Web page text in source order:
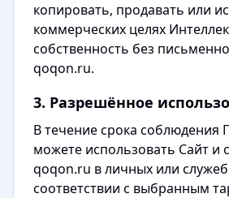
копировать, продавать или
коммерческих целях
собственность без
qoqon.ru.
3. Разрешённое
В течение срока соблюдения
можете использовать Сайт и
qoqon.ru в личных или
соответствии с выбранным